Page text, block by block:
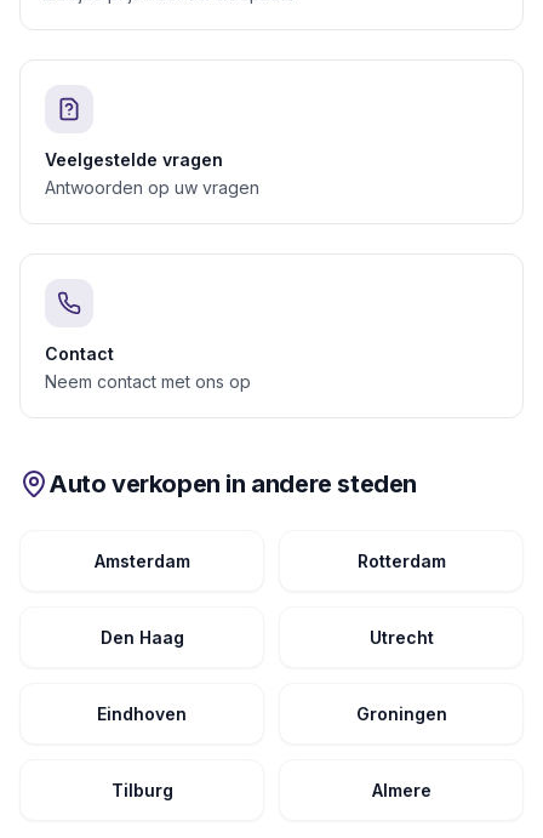
Veelgestelde vragen
Antwoorden op uw vragen
Contact
Neem contact met ons op
Auto verkopen in andere steden
Amsterdam Rotterdam
Den Haag Utrecht
Eindhoven Groningen
Tilburg Almere